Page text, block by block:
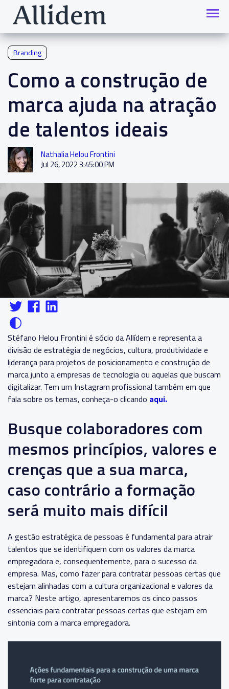
Branding
Como a construção de
marca ajuda na atração
de talentos ideais
Nathalia Helou Frontini
Jul 26, 2022 3:45:00 PM
Stéfano Helou Frontini é sócio da Allídem e representa a
divisão de estratégia de negócios, cultura, produtividade e
liderança para projetos de posicionamento e construção de
marca junto a empresas de tecnologia ou aquelas que buscam
digitalizar. Tem um Instagram profissional também em que
fala sobre os temas, conheça-o clicando aqui.
Busque colaboradores com
mesmos princípios, valores e
crenças que a sua marca,
caso contrário a formação
será muito mais difícil
A gestão estratégica de pessoas é fundamental para atrair
talentos que se identifiquem com os valores da marca
empregadora e, consequentemente, para o sucesso da
empresa. Mas, como fazer para contratar pessoas certas que
estejam alinhadas com a cultura organizacional e valores da
marca? Neste artigo, apresentaremos os cinco passos
essenciais para contratar pessoas certas que estejam em
sintonia com a marca empregadora.